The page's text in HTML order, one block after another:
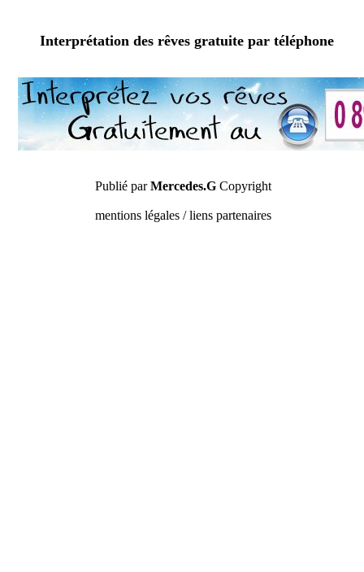
Interprétation des rêves gratuite par téléphone
Publié parMercedes.GCopyright
mentions légales / liens partenaires